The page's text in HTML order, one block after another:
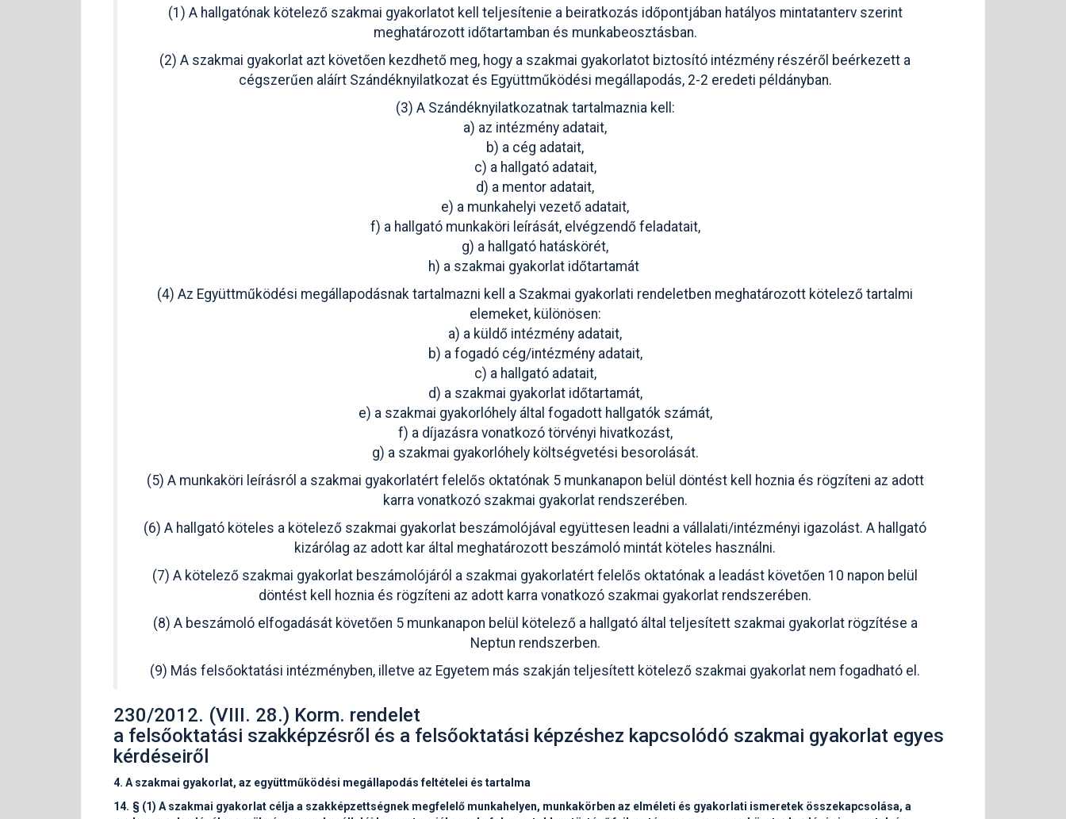
(1) A hallgatónak kötelező szakmai gyakorlatot kell teljesítenie a beiratkozás időpontjában hatályos mintatanterv szerint
meghatározott időtartamban és munkabeosztásban.
(2) A szakmai gyakorlat azt követően kezdhető meg, hogy a szakmai gyakorlatot biztosító intézmény részéről beérkezett a
cégszerűen aláírt Szándéknyilatkozat és Együttműködési megállapodás, 2-2 eredeti példányban.
(3) A Szándéknyilatkozatnak tartalmaznia kell:
a) az intézmény adatait,
b) a cég adatait,
c) a hallgató adatait,
d) a mentor adatait,
e) a munkahelyi vezető adatait,
f) a hallgató munkaköri leírását, elvégzendő feladatait,
g) a hallgató hatáskörét,
h) a szakmai gyakorlat időtartamát
(4) Az Együttműködési megállapodásnak tartalmazni kell a Szakmai gyakorlati rendeletben meghatározott kötelező tartalmi
elemeket, különösen:
a) a küldő intézmény adatait,
b) a fogadó cég/intézmény adatait,
c) a hallgató adatait,
d) a szakmai gyakorlat időtartamát,
e) a szakmai gyakorlóhely által fogadott hallgatók számát,
f) a díjazásra vonatkozó törvényi hivatkozást,
g) a szakmai gyakorlóhely költségvetési besorolását.
(5) A munkaköri leírásról a szakmai gyakorlatért felelős oktatónak 5 munkanapon belül döntést kell hoznia és rögzíteni az adott
karra vonatkozó szakmai gyakorlat rendszerében.
(6) A hallgató köteles a kötelező szakmai gyakorlat beszámolójával együttesen leadni a vállalati/intézményi igazolást. A hallgató
kizárólag az adott kar által meghatározott beszámoló mintát köteles használni.
(7) A kötelező szakmai gyakorlat beszámolójáról a szakmai gyakorlatért felelős oktatónak a leadást követően 10 napon belül
döntést kell hoznia és rögzíteni az adott karra vonatkozó szakmai gyakorlat rendszerében.
(8) A beszámoló elfogadását követően 5 munkanapon belül kötelező a hallgató által teljesített szakmai gyakorlat rögzítése a
Neptun rendszerben.
(9) Más felsőoktatási intézményben, illetve az Egyetem más szakján teljesített kötelező szakmai gyakorlat nem fogadható el.
230/2012. (VIII. 28.) Korm. rendelet
a felsőoktatási szakképzésről és a felsőoktatási képzéshez kapcsolódó szakmai gyakorlat egyes
kérdéseiről
4. A szakmai gyakorlat, az együttműködési megállapodás feltételei és tartalma
14. § (1) A szakmai gyakorlat célja a szakképzettségnek megfelelő munkahelyen, munkakörben az elméleti és gyakorlati ismeretek összekapcsolása, a